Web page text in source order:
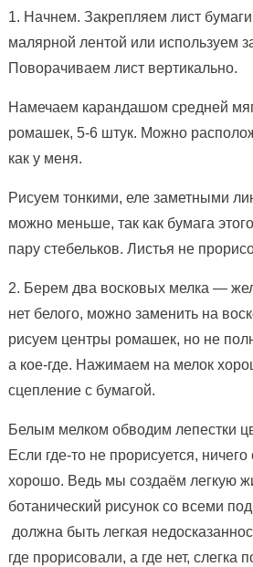
1. Начнем. Закрепляем лист
малярной лентой или используем
Поворачиваем лист вертикально.
Намечаем карандашом средней
ромашек, 5-6 штук. Можно
как у меня.
Рисуем тонкими, еле заметными
можно меньше, так как бумага
пару стебельков. Листья не
2. Берем два восковых мелка —
нет белого, можно заменить на
рисуем центры ромашек, но не
а кое-где. Нажимаем на мелок
сцепление с бумагой.
Белым мелком обводим лепестки
Если где-то не прорисуется,
хорошо. Ведь мы создаём легкую
ботанический рисунок со всеми
должна быть легкая
где прорисовали, а где нет, слегка